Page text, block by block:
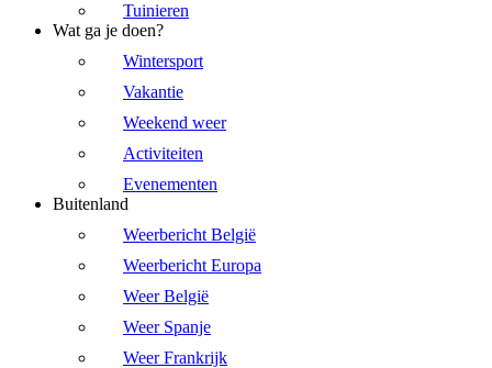
Tuinieren
Wat ga je doen?
Wintersport
Vakantie
Weekend weer
Activiteiten
Evenementen
Buitenland
Weerbericht België
Weerbericht Europa
Weer België
Weer Spanje
Weer Frankrijk